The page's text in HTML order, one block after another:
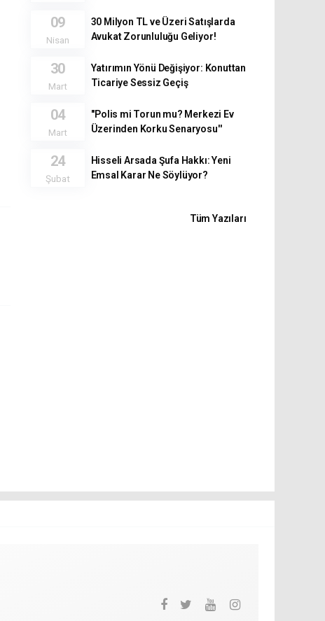
09
Nisan
30 Milyon TL ve Üzeri Satışlarda
Avukat Zorunluluğu Geliyor!
30
Mart
Yatırımın Yönü Değişiyor: Konuttan
Ticariye Sessiz Geçiş
04
Mart
''Polis mi Torun mu? Merkezi Ev
Üzerinden Korku Senaryosu''
24
Şubat
Hisseli Arsada Şufa Hakkı: Yeni
Emsal Karar Ne Söylüyor?
Tüm Yazıları